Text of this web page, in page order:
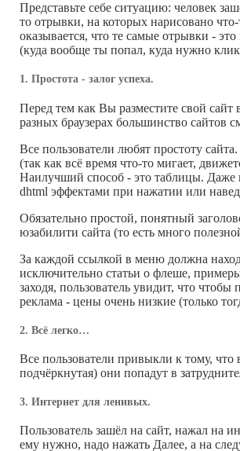
Представьте себе ситуацию: человек
то отрывки, на которых нарисовано
оказывается, что те самые отрывки -
(куда вообще ты попал, куда нужно
1. Простота - залог успеха.
Перед тем как Вы разместите свой сайт
разных браузерах большинство сайтов
Все пользователи любят простоту
(так как всё время что-то мигает,
Наилучший способ - это таблицы. Даже
dhtml эффектами при нажатии или
Обязательно простой, понятный
юзабилити сайта (то есть много
За каждой ссылкой в меню должна
исключительно статьи о флеше,
заходя, пользователь увидит, что
реклама - цены очень низкие (только
2. Всё легко…
Все пользователи привыкли к тому,
подчёркнутая) они попадут в
3. Интернет для ленивых.
Пользователь зашёл на сайт, нажал на
ему нужно, надо нажать Далее, а на